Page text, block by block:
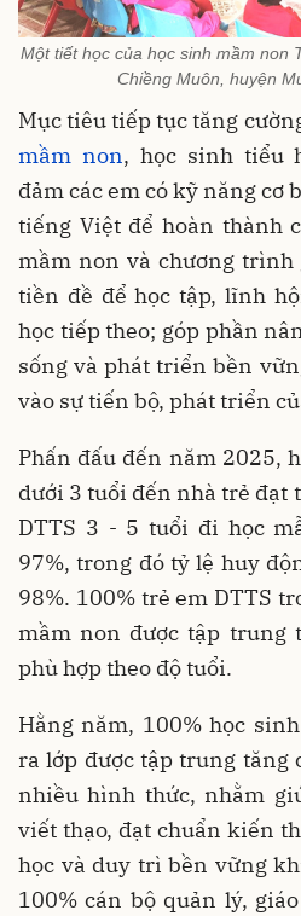
Một tiết học của học sinh mầm non
Chiềng Muôn, huyện
Mục tiêu tiếp tục tăng
mầm non, học sinh tiểu
đảm các em có kỹ năng cơ
tiếng Việt để hoàn thành
mầm non và chương trình
tiền đề để học tập, lĩnh
học tiếp theo; góp phần
sống và phát triển bền
vào sự tiến bộ, phát triển
Phấn đấu đến năm 2025,
dưới 3 tuổi đến nhà trẻ đạt
DTTS 3 - 5 tuổi đi học
97%, trong đó tỷ lệ huy
98%. 100% trẻ em DTTS
mầm non được tập trung
phù hợp theo độ tuổi.
Hằng năm, 100% học
ra lớp được tập trung tăng
nhiều hình thức, nhằm
viết thạo, đạt chuẩn kiến
học và duy trì bền vững
100% cán bộ quản lý,